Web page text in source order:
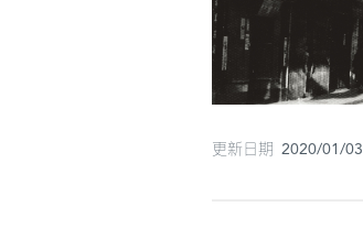
更新日期 2020/01/03